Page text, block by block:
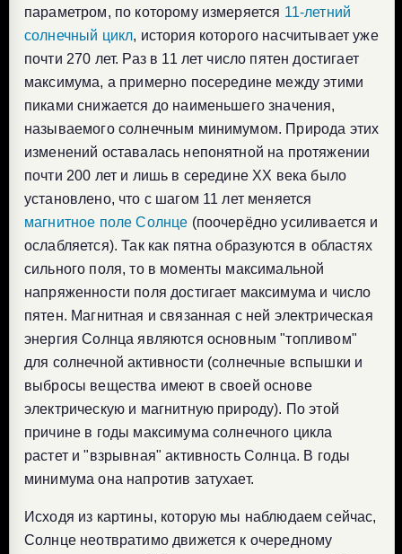
параметром, по которому измеряется 11-летний
солнечный цикл, история которого насчитывает уже
почти 270 лет. Раз в 11 лет число пятен достигает
максимума, а примерно посередине между этими
пиками снижается до наименьшего значения,
называемого солнечным минимумом. Природа этих
изменений оставалась непонятной на протяжении
почти 200 лет и лишь в середине XX века было
установлено, что с шагом 11 лет меняется
магнитное поле Солнце (поочерёдно усиливается и
ослабляется). Так как пятна образуются в областях
сильного поля, то в моменты максимальной
напряженности поля достигает максимума и число
пятен. Магнитная и связанная с ней электрическая
энергия Солнца являются основным "топливом"
для солнечной активности (солнечные вспышки и
выбросы вещества имеют в своей основе
электрическую и магнитную природу). По этой
причине в годы максимума солнечного цикла
растет и "взрывная" активность Солнца. В годы
минимума она напротив затухает.
Исходя из картины, которую мы наблюдаем сейчас,
Солнце неотвратимо движется к очередному